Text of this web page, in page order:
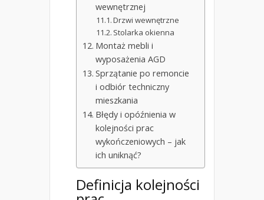
wewnętrznej
Drzwi wewnętrzne
Stolarka okienna
Montaż mebli i
wyposażenia AGD
Sprzątanie po remoncie
i odbiór techniczny
mieszkania
Błędy i opóźnienia w
kolejności prac
wykończeniowych – jak
ich uniknąć?
Definicja kolejności